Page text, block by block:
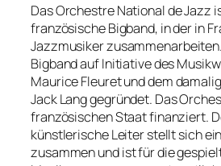
Das Orchestre National de Jazz
französische Bigband, in der in
Jazzmusiker
Bigband auf Initiative des
Maurice Fleuret und dem
Jack Lang gegründet. Das
französischen Staat finanziert.
künstlerische Leiter stellt sich
zusammen und ist für die